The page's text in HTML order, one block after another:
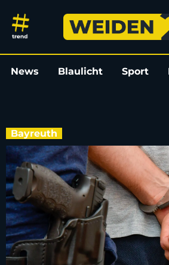
Täter flüchtet nach
News Blaulicht Sport
Bayreuth